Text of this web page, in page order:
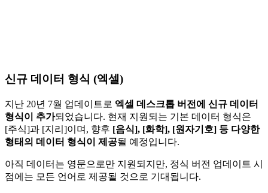
신규 데이터 형식 (엑셀)
지난 20년 7월 업데이트로 엑셀 데스크톱 버전에 신규 데이터
형식이 추가되었습니다. 현재 지원되는 기본 데이터 형식은
[주식]과 [지리]이며, 향후 [음식], [화학], [원자기호] 등 다양한
형태의 데이터 형식이 제공될 예정입니다.
아직 데이터는 영문으로만 지원되지만, 정식 버전 업데이트 시
점에는 모든 언어로 제공될 것으로 기대됩니다.